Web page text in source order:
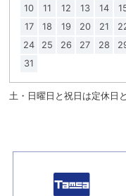
10
11 12 13 14
17
18 19 20 21
24
25 26 27 28
31
土・日曜日と祝日は定休日